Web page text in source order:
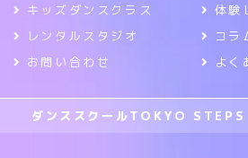
キッズダンスクラス
体験
レンタルスタジオ
コラ
お問い合わせ
よく
ダンススクールTOKYO